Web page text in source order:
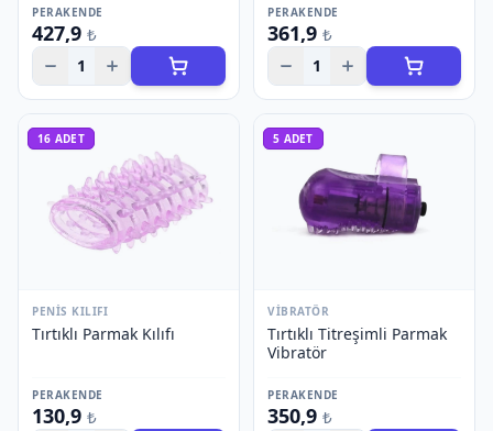
PERAKENDE
427,9 ₺
1
PERAKENDE
361,9 ₺
1
16 ADET
PENIS KILIFI
Tırtıklı Parmak Kılıfı
PERAKENDE
130,9 ₺
5 ADET
VIBRATÖR
Tırtıklı Titreşimli Parmak
Vibratör
PERAKENDE
350,9 ₺